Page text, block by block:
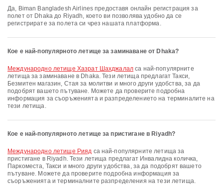
Да, Biman Bangladesh Airlines предоставя онлайн регистрация за
полет от Dhaka до Riyadh, което ви позволява удобно да се
регистрирате за полета си чрез нашата платформа.
Кое е най-популярното летище за заминаване от Dhaka?
Международно летище Хазрат Шахджалал са най-популярните
летища за заминаване в Dhaka. Тези летища предлагат Такси,
Безмитен магазин, Стая за молитви и много други удобства, за да
подобрят вашето пътуване. Можете да проверите подробна
информация за съоръженията и разпределението на терминалите на
тези летища.
Кое е най-популярното летище за пристигане в Riyadh?
Международно летище Рияд са най-популярните летища за
пристигане в Riyadh. Тези летища предлагат Инвалидна количка,
Паркоместа, Такси и много други удобства, за да подобрят вашето
пътуване. Можете да проверите подробна информация за
съоръженията и терминалните разпределения на тези летища.